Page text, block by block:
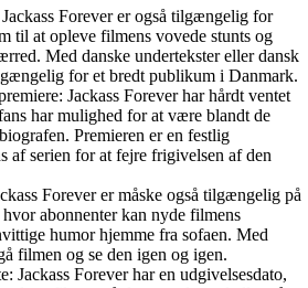
Forever er også tilgængelig for
til at opleve filmens vovede stunts og
Med danske undertekster eller dansk
for et bredt publikum i Danmark.
Jackass Forever har hårdt ventet
har mulighed for at være blandt de
Premieren er en festlig
af serien for at fejre frigivelsen af den
Forever er måske også tilgængelig på
abonnenter kan nyde filmens
humor hjemme fra sofaen. Med
filmen og se den igen og igen.
Jackass Forever har en udgivelsesdato,